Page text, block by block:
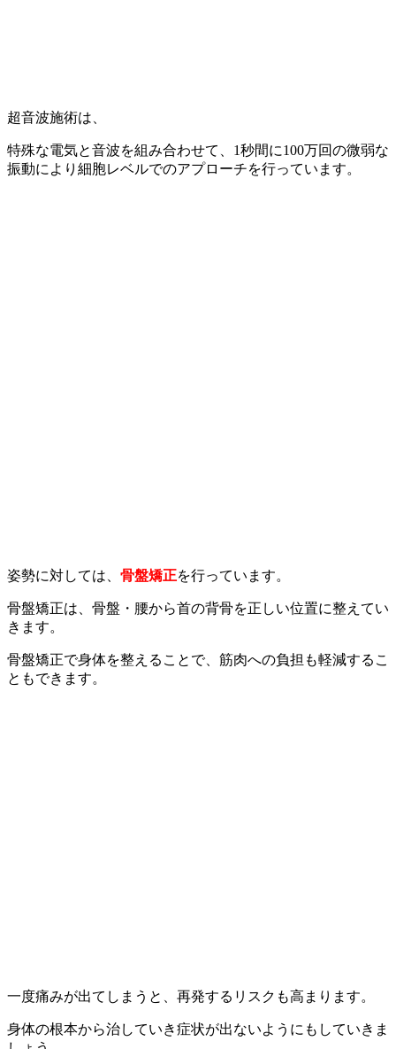
超音波施術は、
特殊な電気と音波を組み合わせて、1秒間に100万回の微弱な
振動により細胞レベルでのアプローチを行っています。
姿勢に対しては、 骨盤矯正を行っています。
骨盤矯正は、骨盤・腰から首の背骨を正しい位置に整えてい
きます。
骨盤矯正で身体を整えることで、筋肉への負担も軽減するこ
ともできます。
一度痛みが出てしまうと、再発するリスクも高まります。
身体の根本から治していき症状が出ないようにもしていきま